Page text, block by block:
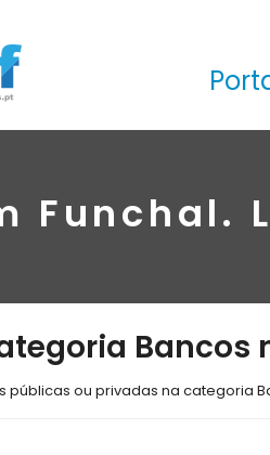
Funchal.
Bancos
públicas ou privadas na categoria